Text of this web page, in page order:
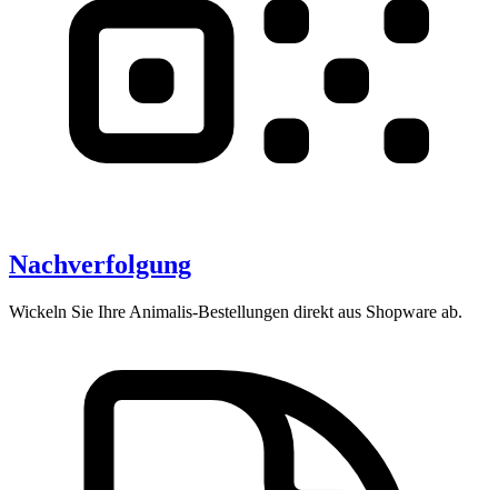
Nachverfolgung
Wickeln Sie Ihre Animalis-Bestellungen direkt aus Shopware ab.